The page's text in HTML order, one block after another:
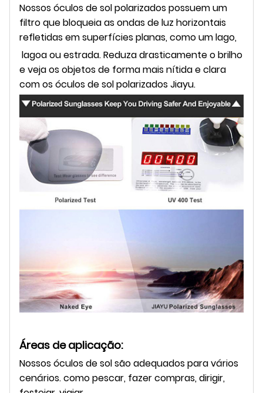
Nossos óculos de sol polarizados possuem um
filtro que bloqueia as ondas de luz horizontais
refletidas em superfícies planas,como um lago,
lagoa ou estrada. Reduza drasticamente o brilho
e veja os objetos de forma mais nítida e clara
com os óculos de sol polarizados Jiayu.
Áreas de aplicação:
Nossos óculos de sol são adequados para vários
cenários. como pescar, fazer compras, dirigir,